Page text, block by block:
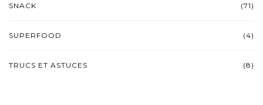
SNACK (71)
SUPERFOOD (4)
TRUCS ET ASTUCES (8)